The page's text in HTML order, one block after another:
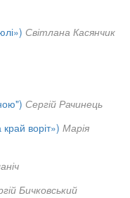
Світлана Касянчик
Сергій Рачинець
воріт») Марія
Бичковський